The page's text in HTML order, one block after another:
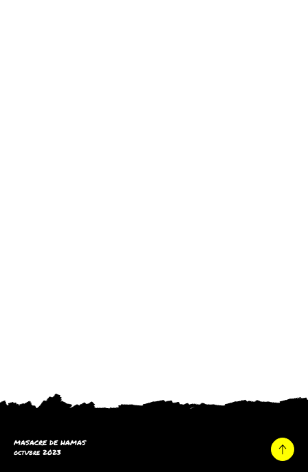
MASACRE DE HAMAS
octubre 2023